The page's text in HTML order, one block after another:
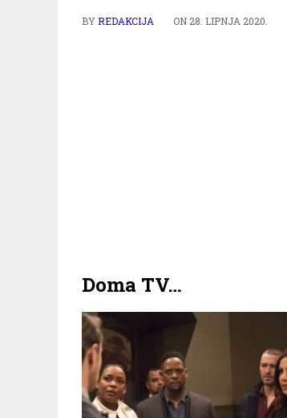
BYREDAKCIJA ON 28. LIPNJA 2020.
Doma TV…